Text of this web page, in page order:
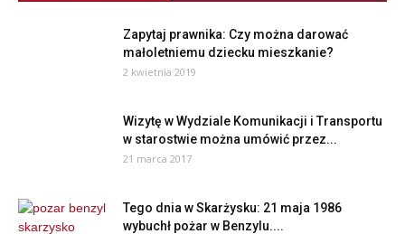
Zapytaj prawnika: Czy można darować
małoletniemu dziecku mieszkanie?
2 kwietnia 2019
Wizytę w Wydziale Komunikacji i Transportu
w starostwie można umówić przez...
21 marca 2017
Tego dnia w Skarżysku: 21 maja 1986
wybuchł pożar w Benzylu....